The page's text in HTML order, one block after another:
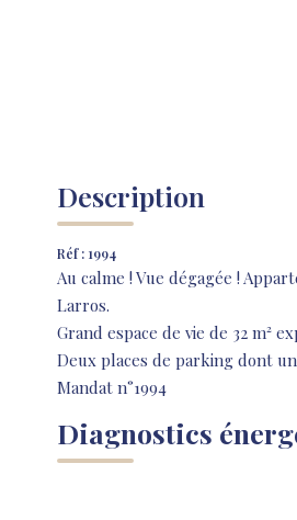
Description
Réf : 1994
Au calme ! Vue dégagée !
Larros.
Grand espace de vie de 32 m²
Deux places de parking dont
Mandat n°1994
Diagnostics